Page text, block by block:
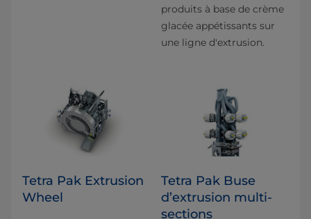
produits à base de crème
glacée appétissants sur
une ligne d'extrusion.
Tetra Pak Extrusion
Wheel
Tetra Pak Buse
d’extrusion multi-
sections